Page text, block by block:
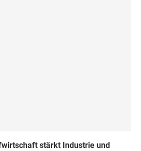
stärkt Industrie und